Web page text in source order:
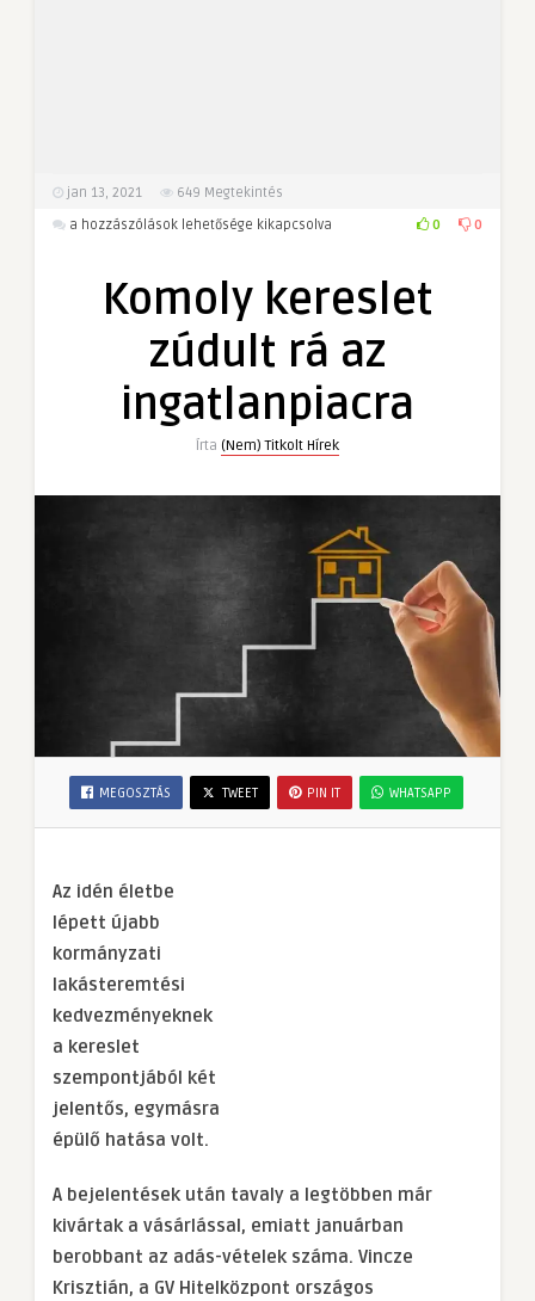
jan 13, 2021 649 Megtekintés
Komoly
ingatlanpiacra
bejegyzéshez
a hozzászólások lehetősége kikapcsolva 0 0
Komoly kereslet
zúdult rá az
ingatlanpiacra
Írta (Nem) Titkolt Hírek
MEGOSZTÁS TWEET PIN IT WHATSAPP
Az idén életbe
lépett újabb
kormányzati
lakásteremtési
kedvezményeknek
a kereslet
szempontjából két
jelentős, egymásra
épülő hatása volt.
A bejelentések után tavaly a legtöbben már
kivártak a vásárlással, emiatt januárban
berobbant az adás-vételek száma. Vincze
Krisztián, a GV Hitelközpont országos